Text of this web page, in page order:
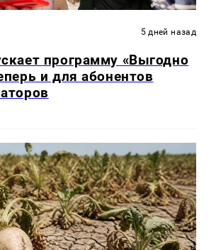
5 дней назад
программу «Выгодно
и для абонентов